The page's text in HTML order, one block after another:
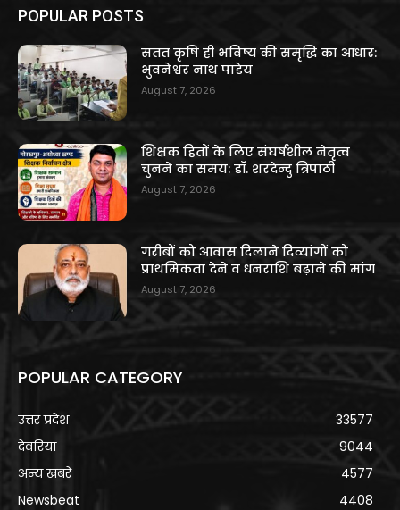
POPULAR POSTS
सतत कृषि ही भविष्य की समृद्धि का आधार:
भुवनेश्वर नाथ पांडेय
August 7, 2026
शिक्षक हितों के लिए संघर्षशील नेतृत्व
चुनने का समय: डॉ. शरदेन्दु त्रिपाठी
August 7, 2026
गरीबों को आवास दिलाने दिव्यांगों को
प्राथमिकता देने व धनराशि बढ़ाने की मांग
August 7, 2026
POPULAR CATEGORY
उत्तर प्रदेश
33577
देवरिया
9044
अन्य खबरे
4577
Newsbeat
4408